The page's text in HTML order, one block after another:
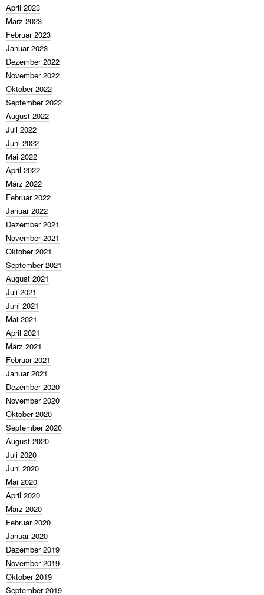
April 2023
März 2023
Februar 2023
Januar 2023
Dezember 2022
November 2022
Oktober 2022
September 2022
August 2022
Juli 2022
Juni 2022
Mai 2022
April 2022
März 2022
Februar 2022
Januar 2022
Dezember 2021
November 2021
Oktober 2021
September 2021
August 2021
Juli 2021
Juni 2021
Mai 2021
April 2021
März 2021
Februar 2021
Januar 2021
Dezember 2020
November 2020
Oktober 2020
September 2020
August 2020
Juli 2020
Juni 2020
Mai 2020
April 2020
März 2020
Februar 2020
Januar 2020
Dezember 2019
November 2019
Oktober 2019
September 2019